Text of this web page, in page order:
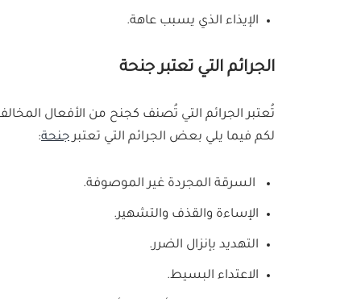
الإيذاء الذي يسبب عاهة.
الجرائم التي تعتبر جنحة
تُعتبر الجرائم التي تُصنف كجنح من الأفعال
لكم فيما يلي بعض الجرائم التي تعتبر جنحة:
السرقة المجردة غير الموصوفة.
الإساءة والقذف والتشهير.
التهديد بإنزال الضرر.
الاعتداء البسيط.